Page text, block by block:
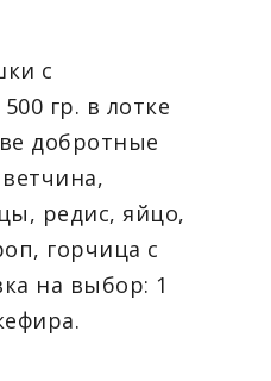
с
гр. в лотке
добротные
редис, яйцо,
горчица с
на выбор: 1